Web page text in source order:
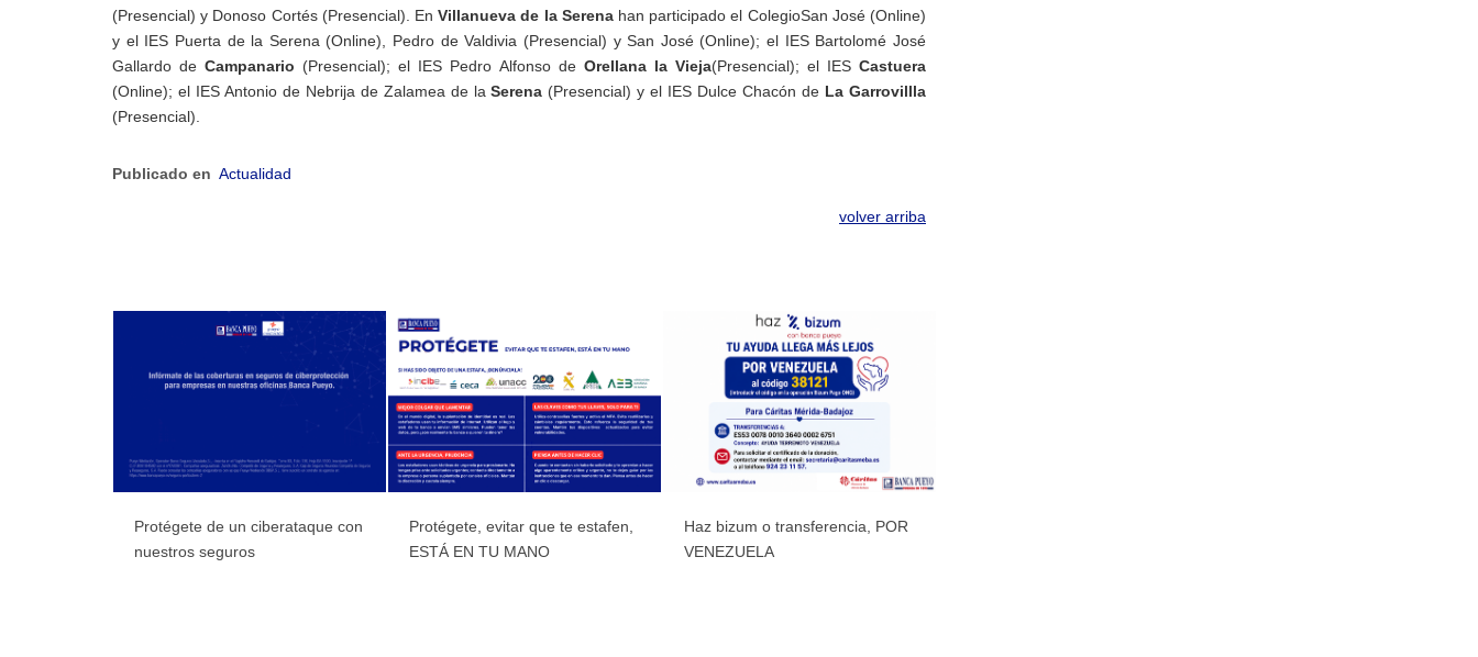
(Presencial) y Donoso Cortés (Presencial). EnVillanueva de la Serenahan participado el ColegioSan José (Online)
y el IES Puerta de la Serena (Online), Pedro de Valdivia (Presencial) y San José (Online); el IES Bartolomé José
Gallardo deCampanario (Presencial); el IES Pedro Alfonso de Orellana la Vieja(Presencial); el IESCastuera
(Online); el IES Antonio de Nebrija de Zalamea de laSerena (Presencial) y el IES Dulce Chacón de La Garrovillla
(Presencial).
Publicado en Actualidad
volver arriba
Protégete de un ciberataque con
nuestros seguros
Protégete, evitar que te estafen,
ESTÁ EN TU MANO
Haz bizum o transferencia, POR
VENEZUELA